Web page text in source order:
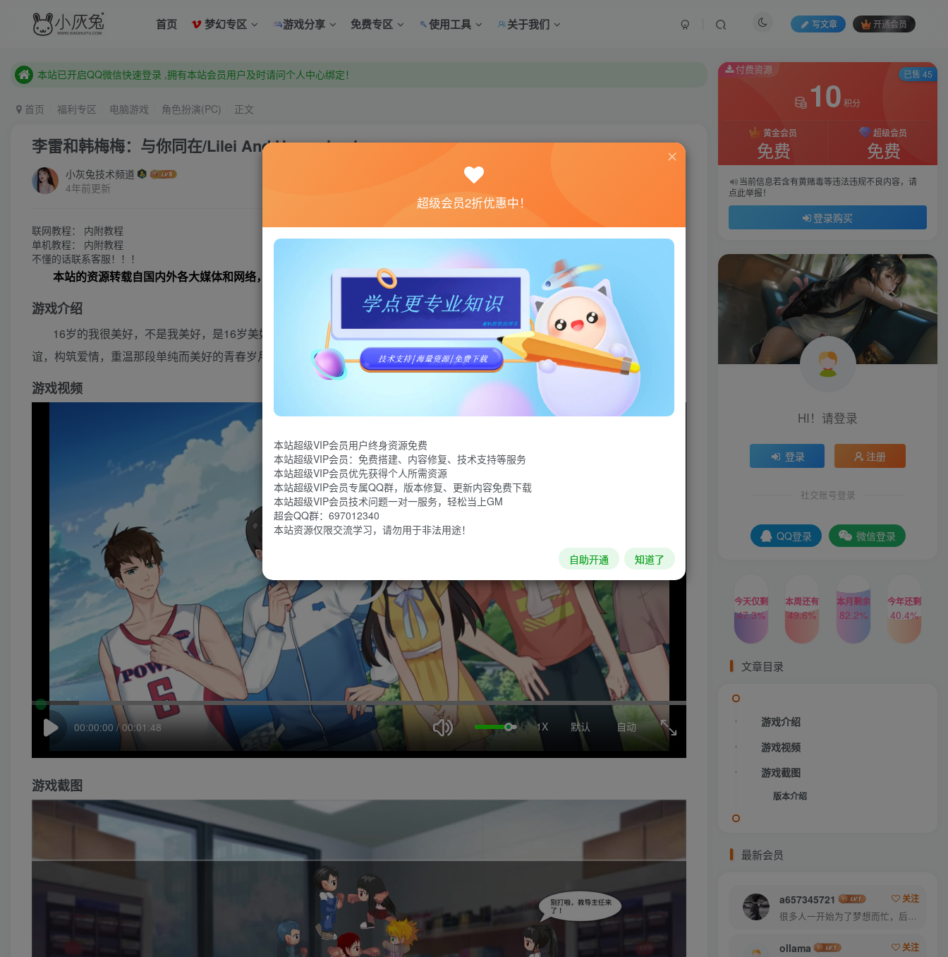
首页 梦幻专区 游戏分享 免费专区 使用工具 关于我们 写文章 开通会员
已注册用户及时绑定邮箱,防止忘记资料
已注册用户及时绑定邮箱,防止忘记资料
首页 福利专区 电脑游戏 角色扮演(PC) 正文
李雷和韩梅梅：与你同在/Lilei And Hanmeimei
小灰兔技术频道
4年前更新
联网教程： 内附教程
单机教程： 内附教程
不懂的话联系客服！！！
本站的资源转载自国内外各大媒体和网络，仅供试玩体验。如果您喜欢该游戏内容，请支持正版 →→→正版购买
游戏介绍
16岁的我很美好，不是我美好，是16岁美好。扮演李雷回到90年代末的中学校园，邂逅校园里形形色色的人物，同他们结下友
谊，构筑爱情，重温那段单纯而美好的青春岁月，开启一段奇妙的校园冒险。
游戏视频
自动
1X 默认
00:00:00 / 00:01:48
游戏截图
付费资源
10 积分
黄金会员
免费
超级会员
免费
当前信息若含有黄赌毒等违法违规不良内容，请
点此举报！
登录购买
已售 45
HI！请登录
登录 注册
社交账号登录
QQ登录 微信登录
今天仅剩
47.3%
本周还有
49.6%
本月剩余
82.2%
今年还剩
40.4%
文章目录
游戏介绍
游戏视频
游戏截图
版本介绍
最新会员
a657345721
关注
很多人一开始为了梦想而忙，后来忙得忘了梦想
ollama
关注
超级会员2折优惠中！
本站超级VIP会员用户终身资源免费
本站超级VIP会员：免费搭建、内容修复、技术支持等服务
本站超级VIP会员优先获得个人所需资源
本站超级VIP会员专属QQ群，版本修复、更新内容免费下载
本站超级VIP会员技术问题一对一服务，轻松当上GM
超会QQ群：697012340
本站资源仅限交流学习，请勿用于非法用途！
自助开通 知道了